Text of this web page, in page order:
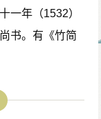
一年（1532）
书。有《竹简